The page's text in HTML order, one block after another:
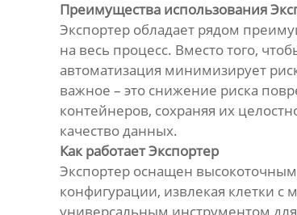
Преимущества использования
Экспортер обладает рядом
на весь процесс. Вместо того,
автоматизация минимизирует
важное – это снижение риска
контейнеров, сохраняя их
качество данных.
Как работает Экспортер
Экспортер оснащен
конфигурации, извлекая клетки